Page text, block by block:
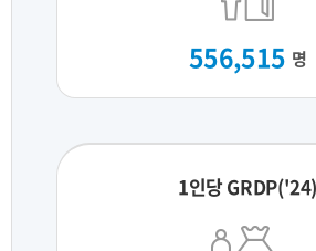
556,515 명
1인당 GRDP('24)